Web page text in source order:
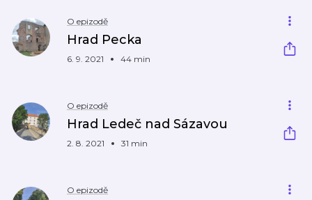
O epizodě
Hrad Pecka
6. 9. 2021 44 min
O epizodě
Hrad Ledeč nad Sázavou
2. 8. 2021 31 min
O epizodě